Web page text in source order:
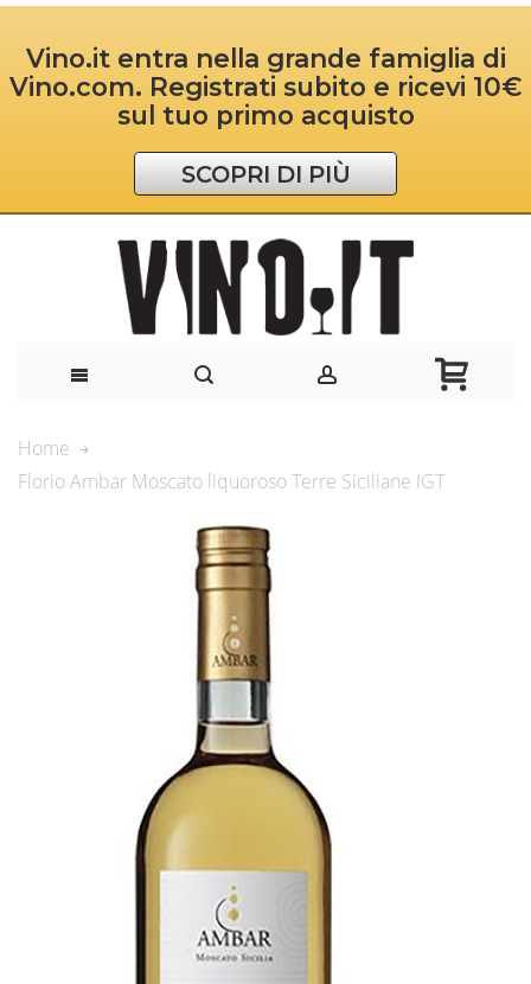
Vino.it entra nella grande famiglia di
Vino.com. Registrati subito e ricevi 10€
sul tuo primo acquisto
SCOPRI DI PIÙ
Home
Florio Ambar Moscato liquoroso Terre Siciliane IGT